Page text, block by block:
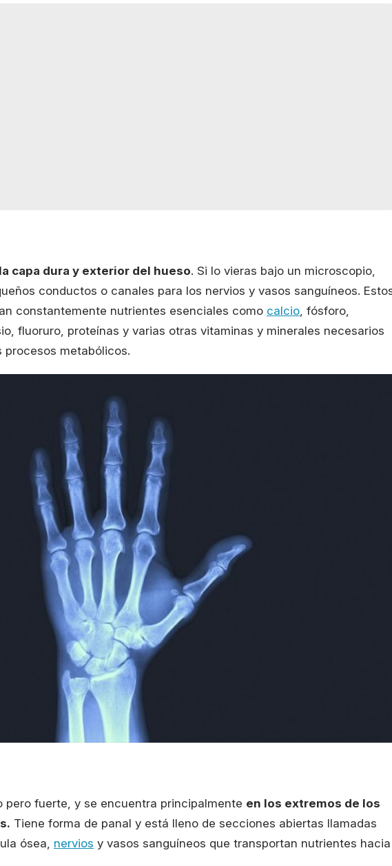
capa dura y exterior del hueso. Si lo vieras bajo un microscopio,
conductos o canales para los nervios y vasos sanguíneos.
constantemente nutrientes esenciales como calcio, fósforo,
fluoruro, proteínas y varias otras vitaminas y minerales necesarios
procesos metabólicos.
pero fuerte, y se encuentra principalmente en los extremos de los
Tiene forma de panal y está lleno de secciones abiertas llamadas
ósea, nervios y vasos sanguíneos que transportan nutrientes hacia